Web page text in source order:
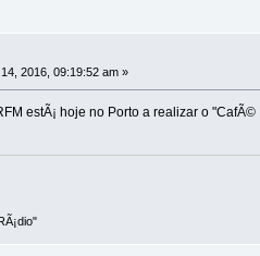
2016, 09:19:52 am »
estÃ¡ hoje no Porto a realizar o